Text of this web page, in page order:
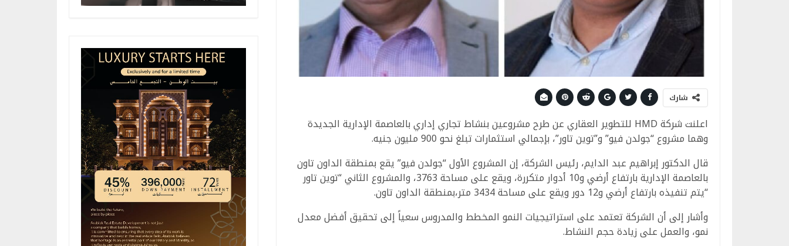
شارك
اعلنت شركة HMD للتطوير العقاري عن طرح مشروعين بنشاط تجاري إداري بالعاصمة الإدارية الجديدة
وهما مشروع “جولدن فيو” و”توين تاور”، بإجمالي استثمارات تبلغ نحو 900 مليون جنيه.
قال الدكتور إبراهيم عبد الدايم، رئيس الشركة، إن المشروع الأول “جولدن فيو” يقع بمنطقة الداون تاون
بالعاصمة الإدارية بارتفاع أرضي و10 أدوار متكررة، ويقع على مساحة 3763، والمشروع الثاني “توين تاور
“يتم تنفيذه بارتفاع أرضي و12 دور ويقع على مساحة 3434 متر،بمنطقة الداون تاون.
وأشار إلى أن الشركة تعتمد على استراتيجيات النمو المخطط والمدروس سعياً إلى تحقيق أفضل معدل
نمو، والعمل على زيادة حجم النشاط.